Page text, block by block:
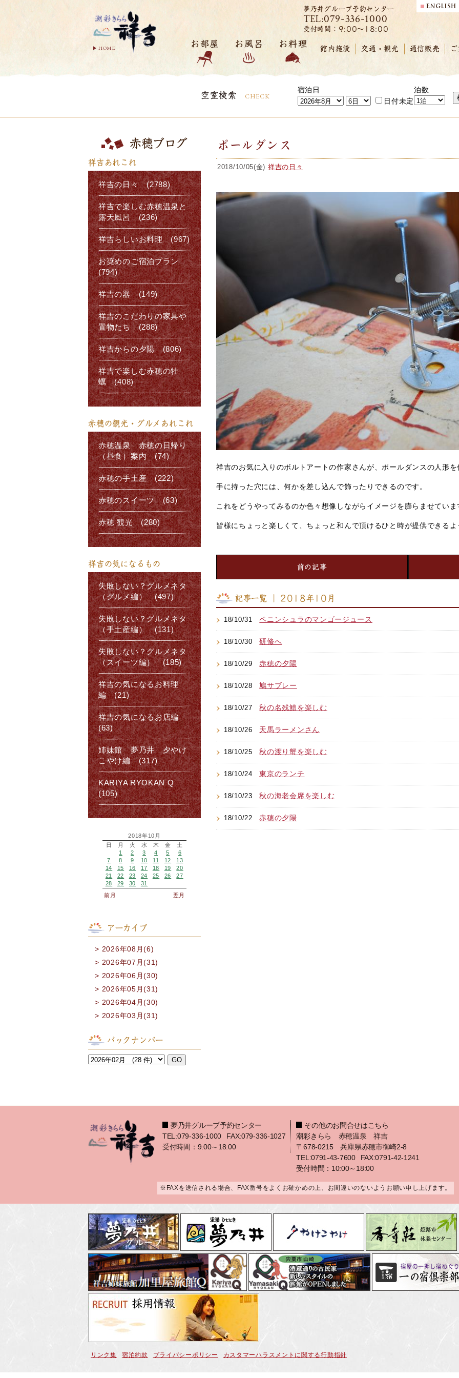
HOME
夢乃井グループ予約センター
TEL:079-336-1000
受付時間：9:00～18:00
お部屋 お風呂 お料理
館内施設 交通・観光 通信販売
空室検索 CHECK
宿泊日
日付未定
泊数
ポールダンス
2018/10/05(金) 祥吉の日々
祥吉のお気に入りのボルトアートの作家さんが、ポールダンスの人形を
手に持った穴には、何かを差し込んで飾ったりできるのです。
これをどうやってみるのか色々想像しながらイメージを膨らませていま
皆様にちょっと楽しくて、ちょっと和んで頂けるひと時が提供できるよ
前の記事
記事一覧 ｜ 2018年10月
18/10/31ペニンシュラのマンゴージュース
18/10/30研修へ
18/10/29赤穂の夕陽
18/10/28鳩サブレー
18/10/27秋の名残鱧を楽しむ
18/10/26 天馬ラーメンさん
18/10/25秋の渡り蟹を楽しむ
18/10/24 東京のランチ
18/10/23秋の海老会席を楽しむ
18/10/22赤穂の夕陽
赤穂ブログ
祥吉あれこれ
祥吉の日々 (2788)
祥吉で楽しむ赤穂温泉と
露天風呂 (236)
祥吉らしいお料理 (967)
お奨めのご宿泊プラン
(794)
祥吉の器 (149)
祥吉のこだわりの家具や
置物たち (288)
祥吉からの夕陽 (806)
祥吉で楽しむ赤穂の牡
蠣 (408)
赤穂の観光・グルメあれこれ
赤穂温泉 赤穂の日帰り
（昼食）案内 (74)
赤穂の手土産 (222)
赤穂のスイーツ (63)
赤穂 観光 (280)
祥吉の気になるもの
失敗しない？グルメネタ
（グルメ編） (497)
失敗しない？グルメネタ
（手土産編） (131)
失敗しない？グルメネタ
（スイーツ編） (185)
祥吉の気になるお料理
編 (21)
祥吉の気になるお店編
(63)
姉妹館 夢乃井 夕やけ
こやけ編 (317)
KARIYA RYOKAN Q
(105)
2018年10月
日
月 火 水 木 金
土
1
2 3 4 5
6
7
8 9 10 11 12
13
14
15 16 17 18 19
20
21
22 23 24 25 26
27
28
29 30
31
前月
翌月
アーカイブ
2026年08月(6)
2026年07月(31)
2026年06月(30)
2026年05月(31)
2026年04月(30)
2026年03月(31)
バックナンバー
夢乃井グループ予約センター
TEL:079-336-1000
FAX:079-336-1027
受付時間：9:00～18:00
その他のお問合せはこちら
潮彩きらら 赤穂温泉 祥吉
〒678-0215 兵庫県赤穂市御崎2-8
TEL:0791-43-7600
FAX:0791-42-1241
受付時間：10:00～18:00
※FAXを送信される場合、FAX番号をよくお確かめの上、お間違いのないようお願い申し上げます。
リンク集 宿泊約款 プライバシーポリシー カスタマーハラスメントに関する行動指針